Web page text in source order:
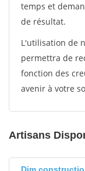
temps et
de résultat.
L'utilisation de
permettra de
fonction des
avenir à votre
Artisans